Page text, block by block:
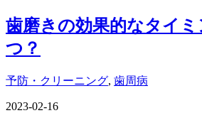
歯磨きの効果的なタイ
つ？
予防・クリーニング, 歯周病
2023-02-16